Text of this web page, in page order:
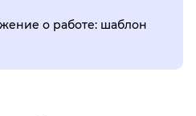
о работе: шаблон